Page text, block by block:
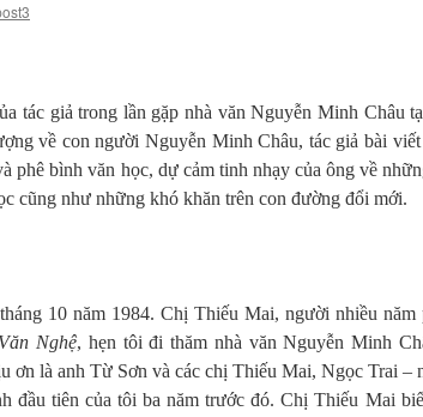
tác giả trong lần gặp nhà văn Nguyễn Minh Châu
về con người Nguyễn Minh Châu, tác giả bài
phê bình văn học, dự cảm tinh nhạy của ông về
cũng như những khó khăn trên con đường đổi mới.
10 năm 1984. Chị Thiếu Mai, người nhiều năm
Văn Nghệ, hẹn tôi đi thăm nhà văn Nguyễn Minh
ơn là anh Từ Sơn và các chị Thiếu Mai, Ngọc Trai –
đầu tiên của tôi ba năm trước đó. Chị Thiếu Mai